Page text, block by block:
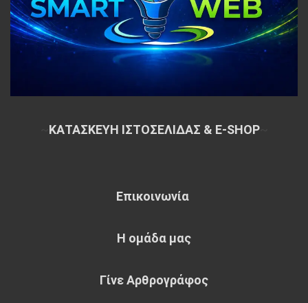
ΚΑΤΑΣΚΕΥΗ ΙΣΤΟΣΕΛΙΔΑΣ & E-SHOP~
Επικοινωνία
Η ομάδα μας
Γίνε Αρθρογράφος